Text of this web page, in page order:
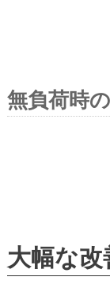
無負荷時
大幅な